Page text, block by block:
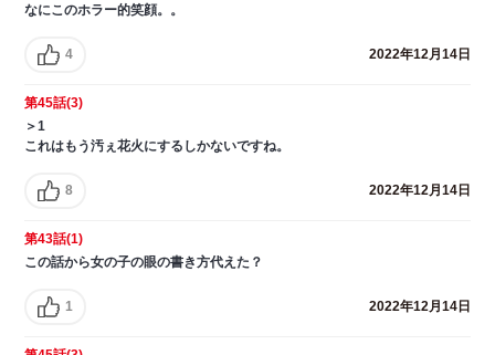
なにこのホラー的笑顔。。
4 2022年12月14日
第45話(3)
＞1
これはもう汚ぇ花火にするしかないですね。
8 2022年12月14日
第43話(1)
この話から女の子の眼の書き方代えた？
1 2022年12月14日